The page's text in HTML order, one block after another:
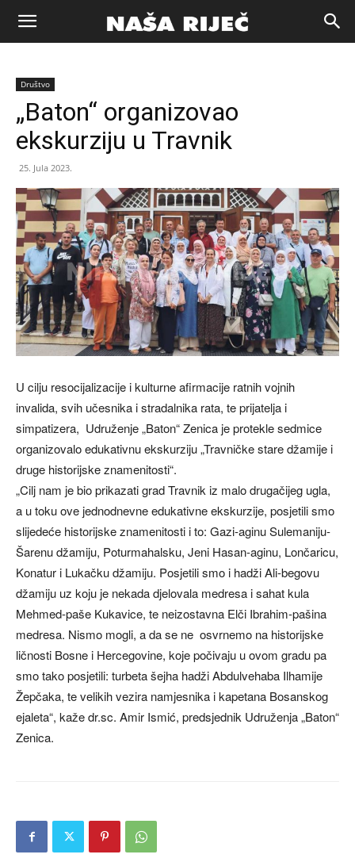
Naša
riječ
Društvo
„Baton“ organizovao
ekskurziju u Travnik
25. Jula 2023.
U cilju resocijalizacije i kulturne afirmacije ratnih vojnih
invalida, svih učesnika i stradalnika rata, te prijatelja i
simpatizera, Udruženje „Baton“ Zenica je protekle sedmice
organizovalo edukativnu ekskurziju „Travničke stare džamije i
druge historijske znamenitosti“.
„Cilj nam je bio prikazati grad Travnik iz malo drugačijeg ugla,
a u toku ove jednodnevne edukativne ekskurzije, posjetili smo
slijedeće historijske znamenitosti i to: Gazi-aginu Sulemaniju-
Šarenu džamiju, Poturmahalsku, Jeni Hasan-aginu, Lončaricu,
Konatur i Lukačku džamiju. Posjetili smo i hadži Ali-begovu
džamiju uz koju je nekada djelovala medresa i sahat kula
Mehmed-paše Kukavice, te neizostavna Elči Ibrahim-pašina
medresa. Nismo mogli, a da se ne osvrnemo na historijske
ličnosti Bosne i Hercegovine, koje počivaju u ovom gradu pa
smo tako posjetili: turbeta šejha hadži Abdulvehaba Ilhamije
Žepčaka, te velikih vezira namjesnika i kapetana Bosanskog
ejaleta“, kaže dr.sc. Amir Ismić, predsjednik Udruženja „Baton“
Zenica.